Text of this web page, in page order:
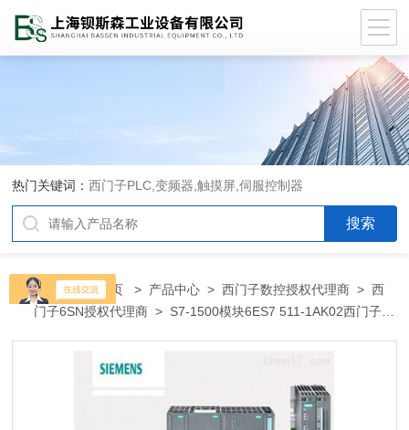
热门关键词：西门子PLC,变频器,触摸屏,伺服控制器
当前位置：首页 > 产品中心 >西门子数控授权代理商 >西
门子6SN授权代理商 > S7-1500模块6ES7 511-1AK02西门子